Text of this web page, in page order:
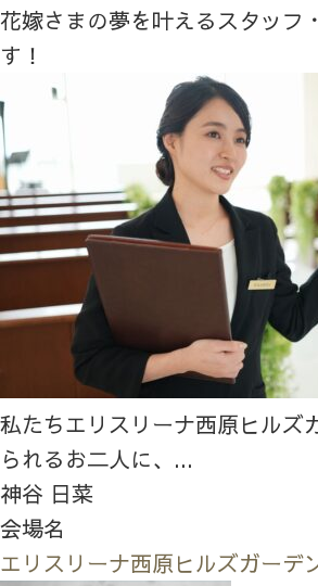
花嫁さまの夢を叶えるスタッフ
す！
私たちエリスリーナ西原ヒルズ
られるお二人に、...
神谷 日菜
会場名
エリスリーナ西原ヒルズガーデ